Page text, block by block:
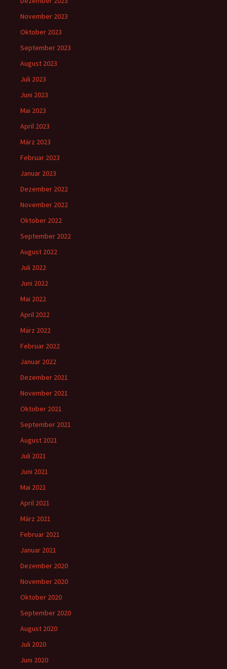
November 2023
Oktober 2023
September 2023
August 2023
Juli 2023
Juni 2023
Mai 2023
April 2023
März 2023
Februar 2023
Januar 2023
Dezember 2022
November 2022
Oktober 2022
September 2022
August 2022
Juli 2022
Juni 2022
Mai 2022
April 2022
März 2022
Februar 2022
Januar 2022
Dezember 2021
November 2021
Oktober 2021
September 2021
August 2021
Juli 2021
Juni 2021
Mai 2021
April 2021
März 2021
Februar 2021
Januar 2021
Dezember 2020
November 2020
Oktober 2020
September 2020
August 2020
Juli 2020
Juni 2020